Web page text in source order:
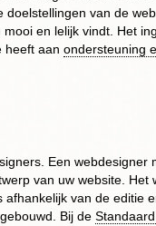
van de
en lelijk vindt. Het
heeft aan ondersteuning
Een
van uw website. Het
van de editie
Bij de